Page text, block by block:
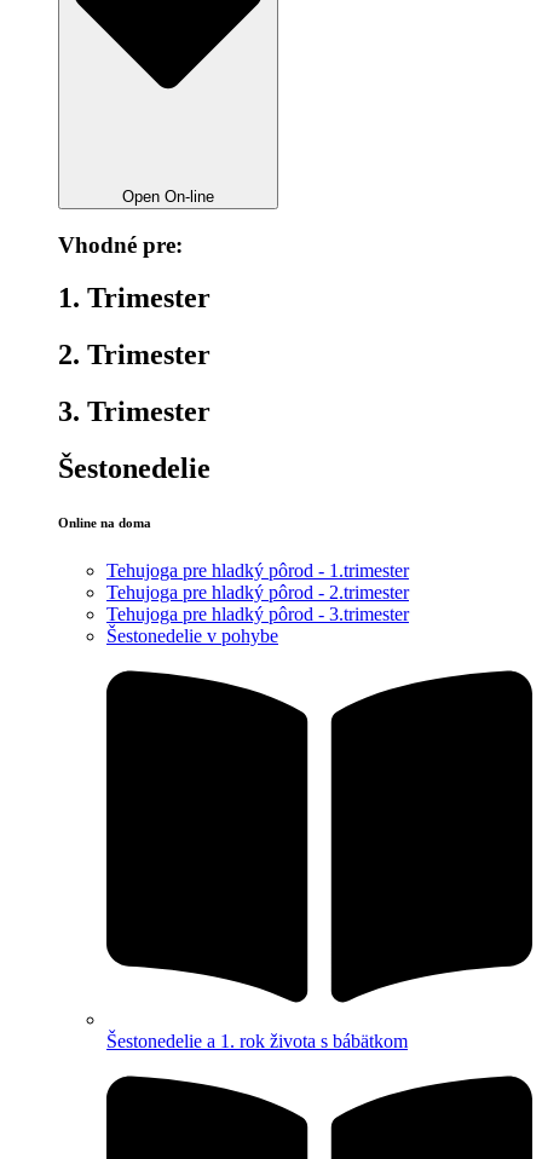
Open On-line
Vhodné pre:
1. Trimester
2. Trimester
3. Trimester
Šestonedelie
Online na doma
Tehujoga pre hladký pôrod - 1.trimester
Tehujoga pre hladký pôrod - 2.trimester
Tehujoga pre hladký pôrod - 3.trimester
Šestonedelie v pohybe
Šestonedelie a 1. rok života s bábätkom